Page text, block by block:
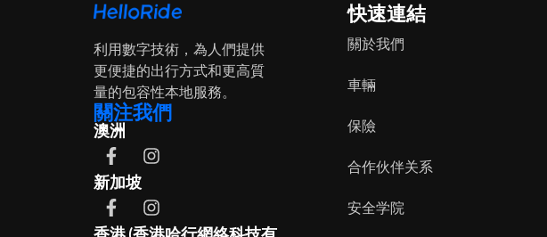
利用數字技術，為人們提供
更便捷的出行方式和更高質
量的包容性本地服務。
關注我們
澳洲
新加坡
快速連結
關於我們
車輛
保險
合作伙伴关系
安全学院